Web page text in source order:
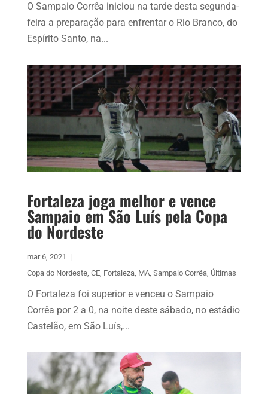
O Sampaio Corrêa iniciou na tarde desta segunda-
feira a preparação para enfrentar o Rio Branco, do
Espírito Santo, na...
Fortaleza joga melhor e vence
Sampaio em São Luís pela Copa
do Nordeste
mar 6, 2021 |
Copa do Nordeste, CE, Fortaleza, MA, Sampaio Corrêa, Últimas
O Fortaleza foi superior e venceu o Sampaio
Corrêa por 2 a 0, na noite deste sábado, no estádio
Castelão, em São Luís,...